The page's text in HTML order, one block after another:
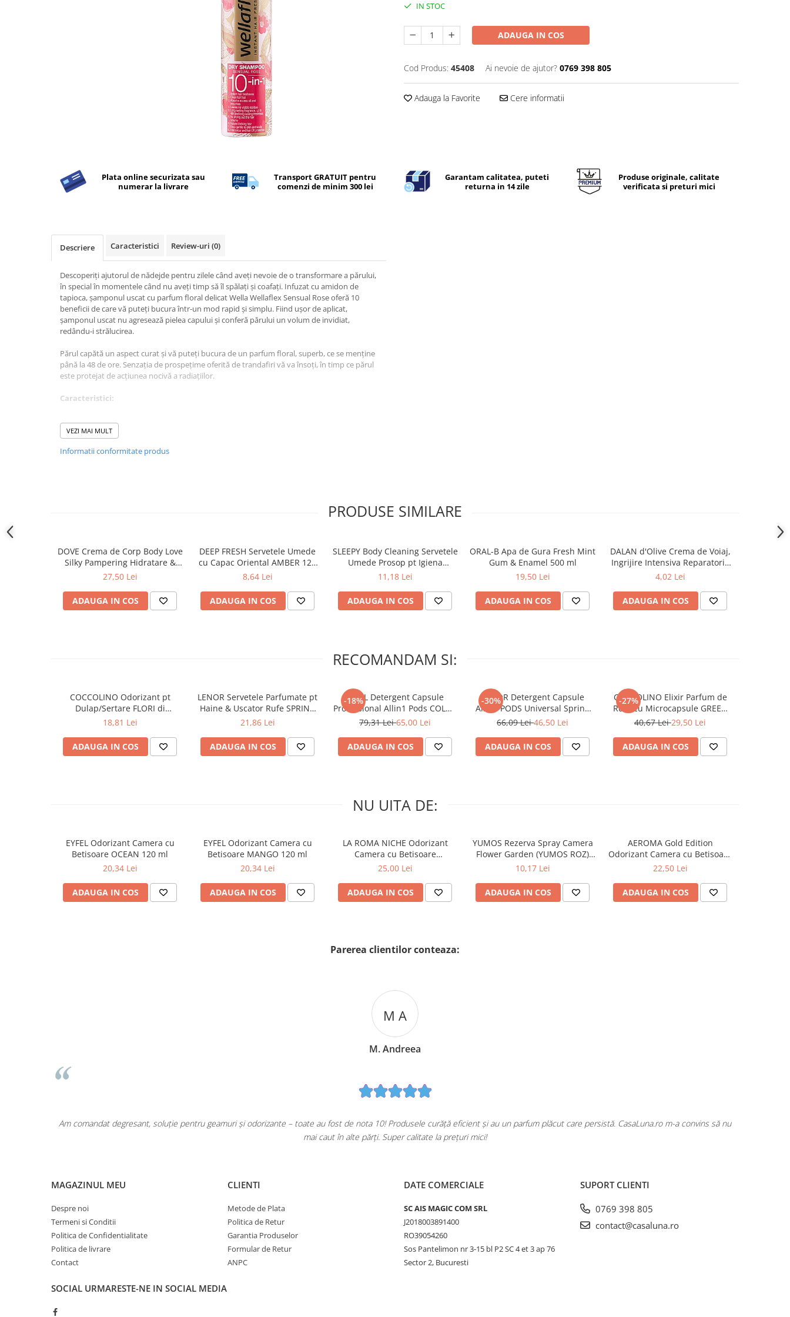
Produse Dezinfectante-
Antibacteriene
Produse de uz casnic
Combaterea Insectelor
Daunatoare
Diverse produse de uz casnic
Saci Menajeri
Servetele Umede Multisuprfete
Ingrijirea corpului
Deo Incaltaminte
Produse pentru ras
Spuma de baie
Balsam de par
Fixativ si spuma de par
Cosmetice copii
Aer Conditionat
IN STOC
ADAUGA IN COS
Cod Produs: 45408 Ai nevoie de ajutor? 0769 398 805
Adauga la Favorite Cere informatii
Plata online securizata sau
numerar la livrare
Transport GRATUIT pentru
comenzi de minim 300 lei
Garantam calitatea, puteti
returna in 14 zile
Produse originale, calitate
verificata si preturi mici
Descriere Caracteristici Review-uri (0)
Descoperiți ajutorul de nădejde pentru zilele când aveți nevoie de o transformare a părului,
în special în momentele când nu aveți timp să îl spălați și coafați. Infuzat cu amidon de
tapioca, șamponul uscat cu parfum floral delicat Wella Wellaflex Sensual Rose oferă 10
beneficii de care vă puteți bucura într-un mod rapid și simplu. Fiind ușor de aplicat,
șamponul uscat nu agresează pielea capului și conferă părului un volum de invidiat,
redându-i strălucirea.
Părul capătă un aspect curat și vă puteți bucura de un parfum floral, superb, ce se menține
până la 48 de ore. Senzația de prospețime oferită de trandafiri vă va însoți, în timp ce părul
este protejat de acțiunea nocivă a radiațiilor.
Caracteristici:
absoarbe excesul de sebum și alte impurități
protejează părul și culoarea lui de razele UV
menține senzația de păr curat
amidon de tapioca natural
Agitați energic și apoi pulverizați de la o distanță de aproape 30 cm de scalp. Aplicarea se
face în special la rădăcină, pe mai multe secțiuni de păr. Masați ușor cu degetele și apoi
VEZI MAI MULT
Informatii conformitate produs
PRODUSE SIMILARE
DOVE Crema de Corp Body Love
Silky Pampering Hidratare &
Nutritie 300 ml
27,50 Lei
ADAUGA IN COS
DEEP FRESH Servetele Umede
cu Capac Oriental AMBER 120
buc
8,64 Lei
ADAUGA IN COS
SLEEPY Body Cleaning Servetele
Umede Prosop pt Igiena
Corporala Sensitive XL 50 buc
11,18 Lei
ADAUGA IN COS
ORAL-B Apa de Gura Fresh Mint
Gum & Enamel 500 ml
19,50 Lei
ADAUGA IN COS
DALAN d'Olive Crema de Voiaj,
Ingrijire Intensiva Reparatorie
72H de Hidratare pt Maini si
4,02 Lei
ADAUGA IN COS
RECOMANDAM SI:
COCCOLINO Odorizant pt
Dulap/Sertare FLORI di
PRIMAVERA 3 buc
18,81 Lei
ADAUGA IN COS
LENOR Servetele Parfumate pt
Haine & Uscator Rufe SPRING
AWAKENING 34 buc
21,86 Lei
ADAUGA IN COS
-18%
ARIEL Detergent Capsule
Professional Allin1 Pods COLOR
60 buc
79,31 Lei65,00 Lei
ADAUGA IN COS
-30%
LENOR Detergent Capsule
Allin1 PODS Universal Spring
Awakening 38 buc
66,09 Lei46,50 Lei
ADAUGA IN COS
-27%
COCCOLINO Elixir Parfum de
Rufe cu Microcapsule GREEN
SPA 342 ml
40,67 Lei29,50 Lei
ADAUGA IN COS
NU UITA DE:
EYFEL Odorizant Camera cu
Betisoare OCEAN 120 ml
20,34 Lei
ADAUGA IN COS
EYFEL Odorizant Camera cu
Betisoare MANGO 120 ml
20,34 Lei
ADAUGA IN COS
LA ROMA NICHE Odorizant
Camera cu Betisoare
MADEMOSELLE 120 ml
25,00 Lei
ADAUGA IN COS
YUMOS Rezerva Spray Camera
Flower Garden (YUMOS ROZ)
260 ml
10,17 Lei
ADAUGA IN COS
AEROMA Gold Edition
Odorizant Camera cu Betisoare
Intense Vibe 125 ml
22,50 Lei
ADAUGA IN COS
Parerea clientilor conteaza:
M A
M. Andreea
Am comandat degresant, soluție pentru geamuri și odorizante – toate au fost de nota 10! Produsele curăță eficient și au un parfum plăcut care persistă. CasaLuna.ro m-a convins să nu
mai caut în alte părți. Super calitate la prețuri mici!
MAGAZINUL MEU
Despre noi
Termeni si Conditii
Politica de Confidentialitate
Politica de livrare
Contact
CLIENTI
Metode de Plata
Politica de Retur
Garantia Produselor
Formular de Retur
ANPC
DATE COMERCIALE
SC AIS MAGIC COM SRL
J2018003891400
RO39054260
Sos Pantelimon nr 3-15 bl P2 SC 4 et 3 ap 76
Sector 2, Bucuresti
SUPORT CLIENTI
0769 398 805
contact@casaluna.ro
SOCIAL URMARESTE-NE IN SOCIAL MEDIA